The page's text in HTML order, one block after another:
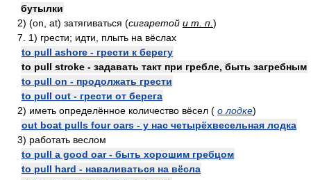
бутылки
2) (on, at) затягиваться (сигаретой и т. п. )
7. 1) грести; идти, плыть на вёслах
to pull ashore - грести к берегу
to pull stroke - задавать такт при гребле, быть загребным
to pull on - продолжать грести
to pull out - грести от берега
2) иметь определённое количество вёсел ( о лодке)
out boat pulls four oars - у нас четырёхвесельная лодка
3) работать веслом
to pull a good oar - быть хорошим гребцом
to pull hard - наваливаться на вёсла